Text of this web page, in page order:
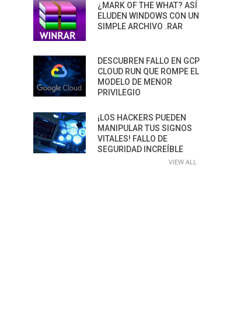
¿MARK OF THE WHAT? ASÍ
ELUDEN WINDOWS CON UN
SIMPLE ARCHIVO .RAR
DESCUBREN FALLO EN GCP
CLOUD RUN QUE ROMPE EL
MODELO DE MENOR
PRIVILEGIO
¡LOS HACKERS PUEDEN
MANIPULAR TUS SIGNOS
VITALES! FALLO DE
SEGURIDAD INCREÍBLE
VIEW ALL